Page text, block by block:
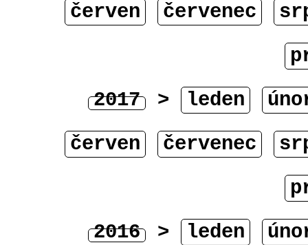
červen
červenec
2017 > leden
červen
červenec
2016 > leden